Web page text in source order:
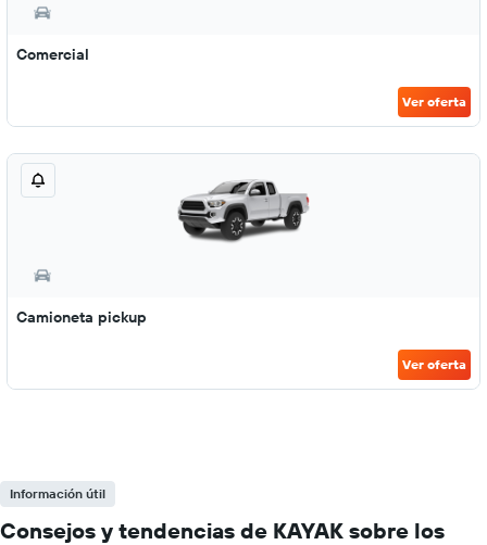
Comercial
Ver oferta
Camioneta pickup
Ver oferta
Información útil
Consejos y tendencias de KAYAK sobre los